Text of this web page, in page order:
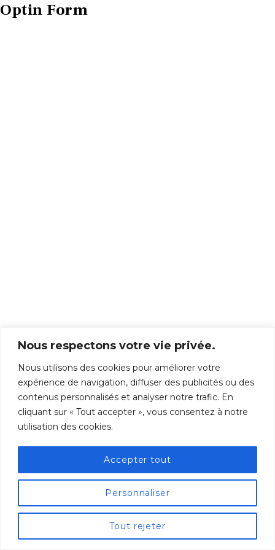
Nous respectons votre vie privée.
Nous utilisons des cookies pour améliorer votre
expérience de navigation, diffuser des publicités ou des
contenus personnalisés et analyser notre trafic. En
cliquant sur « Tout accepter », vous consentez à notre
utilisation des cookies.
Personnaliser
Tout rejeter
Accepter tout
Optin Form